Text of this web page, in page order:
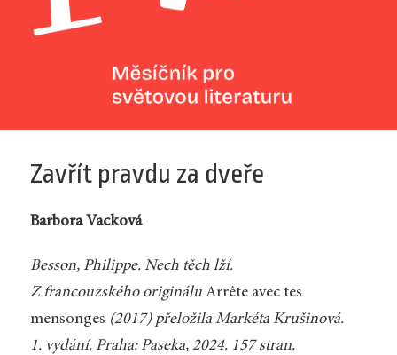
Zavřít pravdu za dveře
Barbora Vacková
Besson, Philippe. Nech těch lží.
Z francouzského origináluArrête avec tes
mensonges (2017) přeložila Markéta Krušinová.
1. vydání. Praha: Paseka, 2024. 157 stran.